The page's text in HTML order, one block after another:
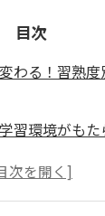
目次
わる！習熟
習環境がも
適化された指